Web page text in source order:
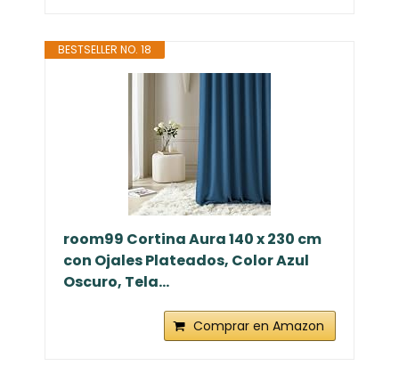
BESTSELLER NO. 18
room99 Cortina Aura 140 x 230 cm
con Ojales Plateados, Color Azul
Oscuro, Tela...
Comprar en Amazon